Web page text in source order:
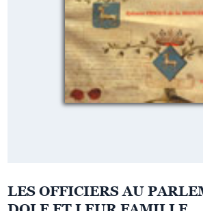
LES OFFICIERS AU